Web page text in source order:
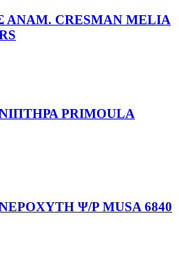
CRESMAN MELIA
PRIMOULA
Ψ/Ρ MUSA 6840